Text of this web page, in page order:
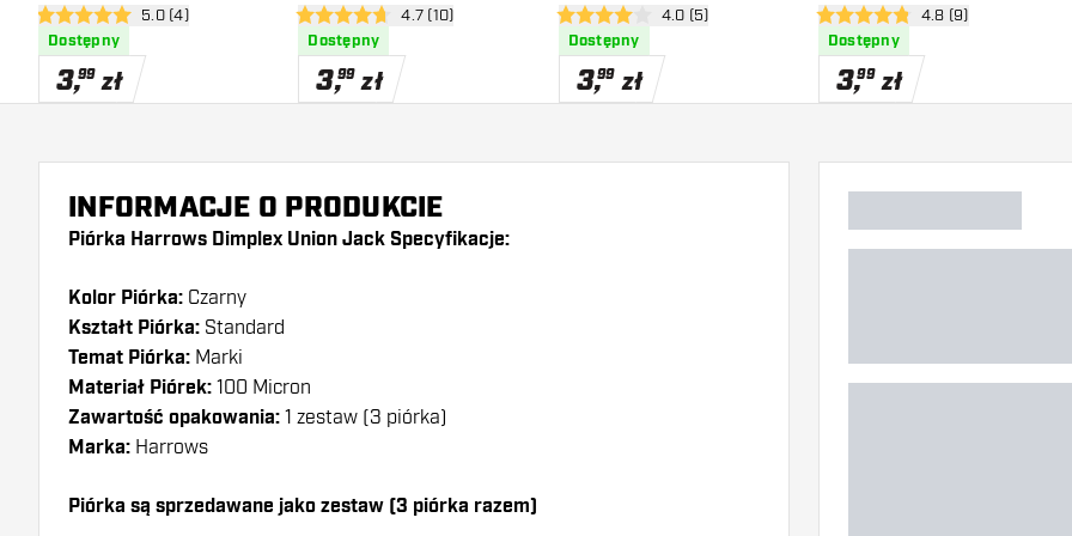
otwórz panel recenzji
5 gwiazdki oceny5.0 (4)
Dostępny
3,99 zł
otwórz panel recenzji
4.7 gwiazdki oceny
4.7 (10)
Dostępny
3,99 zł
otwórz panel recenzji
4 gwiazdki oceny4.0 (5)
Dostępny
3,99 zł
otwórz panel recenzji
4.8 gwiazdki oceny
4.8 (9)
Dostępny
3,99 zł
INFORMACJE O PRODUKCIE
Piórka Harrows Dimplex Union Jack Specyfikacje:
Kolor Piórka: Czarny
Kształt Piórka: Standard
Temat Piórka: Marki
Materiał Piórek: 100 Micron
Zawartość opakowania: 1 zestaw (3 piórka)
Marka: Harrows
Piórka są sprzedawane jako zestaw (3 piórka razem)